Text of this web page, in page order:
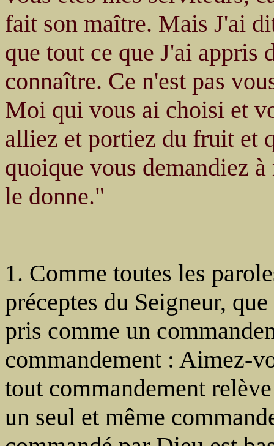
fait son maître. Mais J'ai
que tout ce que J'ai appris
connaître. Ce n'est pas
Moi qui vous ai choisi et
alliez et portiez du fruit et
quoique vous demandiez
le donne."
1. Comme toutes les
préceptes du Seigneur,
pris comme un
commandement : Aimez-
tout commandement
un seul et même